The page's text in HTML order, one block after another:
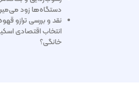
دستگاه‌ها زود
نقد و بررسی ترازو
انتخاب اقتصادی
خانگی؟